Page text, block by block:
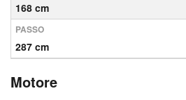
168 cm
PASSO
287 cm
Motore